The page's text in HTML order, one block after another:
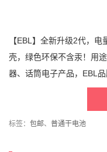
【EBL】全新升级2代，
壳，绿色环保不含汞！用
器、话筒电子产品，EBL品
标签： 包邮、 普通干电池